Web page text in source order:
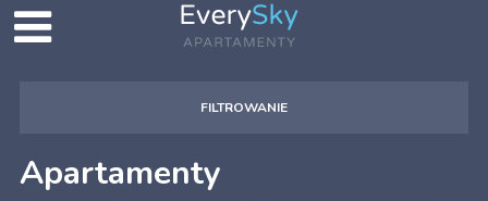
FILTROWANIE
Apartamenty